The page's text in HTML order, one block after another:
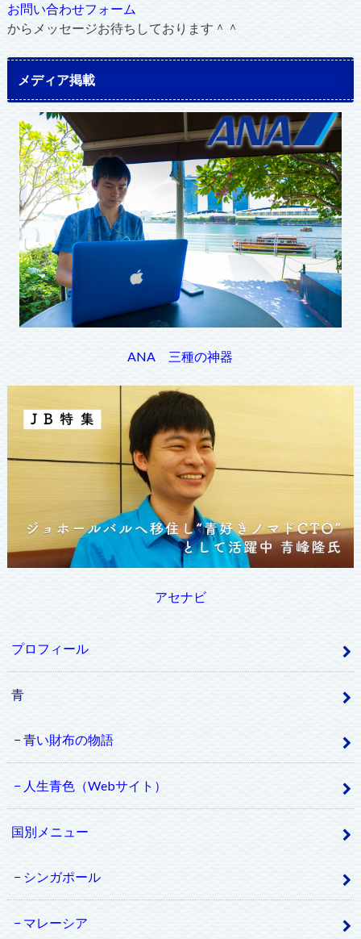
お問い合わせフォーム
からメッセージお待ちしております＾＾
メディア掲載
ANA 三種の神器
アセナビ
プロフィール
青
青い財布の物語
人生青色（Webサイト）
国別メニュー
シンガポール
マレーシア